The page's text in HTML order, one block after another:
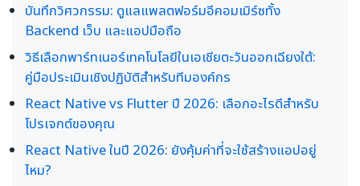
บันทึกวิศวกรรม: ดูแลแพลตฟอร์มอีคอมเมิร์ซทั้ง
Backend เว็บ และแอปมือถือ
วิธีเลือกพาร์ทเนอร์เทคโนโลยีในเอเชียตะวันออกเฉียงใต้:
คู่มือประเมินเชิงปฏิบัติสำหรับทีมองค์กร
React Native vs Flutter ปี 2026: เลือกอะไรดีสำหรับ
โปรเจกต์ของคุณ
React Native ในปี 2026: ยังคุ้มค่าที่จะใช้สร้างแอปอยู่
ไหม?